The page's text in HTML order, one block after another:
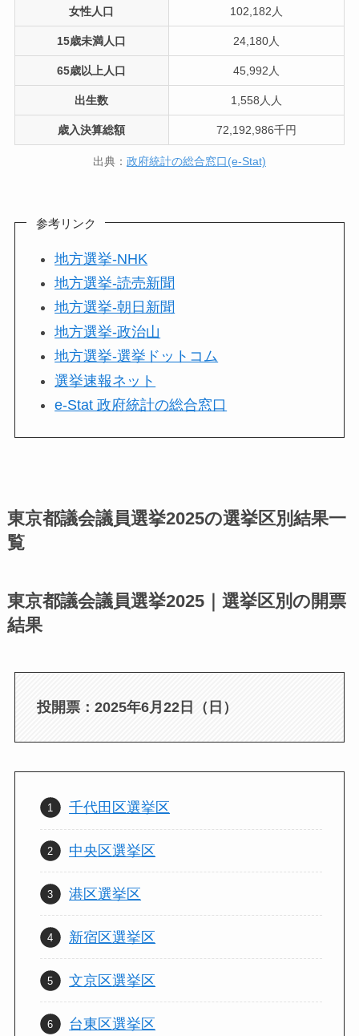
女性人口 102,182人
15歳未満人口 24,180人
65歳以上人口 45,992人
出生数 1,558人人
歳入決算総額 72,192,986千円
出典： 政府統計の総合窓口(e-Stat)
参考リンク
地方選挙-NHK
地方選挙-読売新聞
地方選挙-朝日新聞
地方選挙-政治山
地方選挙-選挙ドットコム
選挙速報ネット
e-Stat 政府統計の総合窓口
東京都議会議員選挙2025の選挙区別結果一
覧
東京都議会議員選挙2025｜選挙区別の開票
結果
投開票：2025年6月22日（日）
千代田区選挙区
中央区選挙区
港区選挙区
新宿区選挙区
文京区選挙区
台東区選挙区